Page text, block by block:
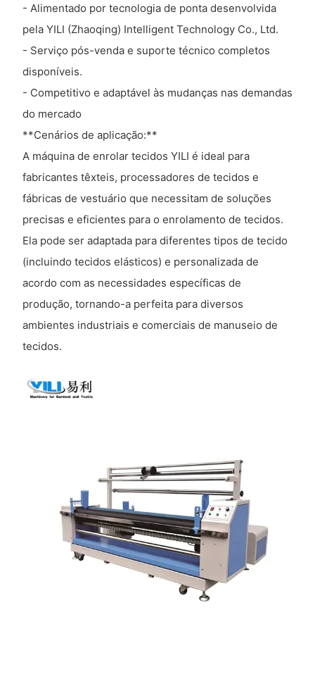
- Alimentado por tecnologia de ponta desenvolvida
pela YILI (Zhaoqing) Intelligent Technology Co., Ltd.
- Serviço pós-venda e suporte técnico completos
disponíveis.
- Competitivo e adaptável às mudanças nas demandas
do mercado
**Cenários de aplicação:**
A máquina de enrolar tecidos YILI é ideal para
fabricantes têxteis, processadores de tecidos e
fábricas de vestuário que necessitam de soluções
precisas e eficientes para o enrolamento de tecidos.
Ela pode ser adaptada para diferentes tipos de tecido
(incluindo tecidos elásticos) e personalizada de
acordo com as necessidades específicas de
produção, tornando-a perfeita para diversos
ambientes industriais e comerciais de manuseio de
tecidos.